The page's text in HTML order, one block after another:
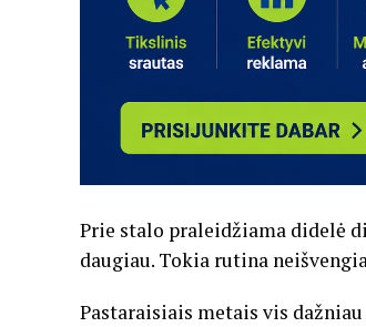
Prie stalo praleidžiama didelė
daugiau. Tokia rutina
Pastaraisiais metais vis dažniau